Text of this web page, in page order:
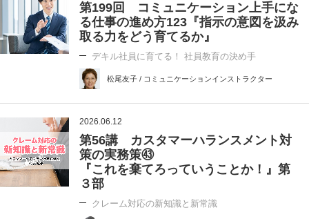
第199回 コミュニケーション上手にな
る仕事の進め方123『指示の意図を汲み
取る力をどう育てるか』
デキル社員に育てる！ 社員教育の決め手
松尾友子 / コミュニケーションインストラクター
2026.06.12
第56講 カスタマーハランスメント対
策の実務策㊸
『これを棄てろっていうことか！』第
３部
クレーム対応の新知識と新常識